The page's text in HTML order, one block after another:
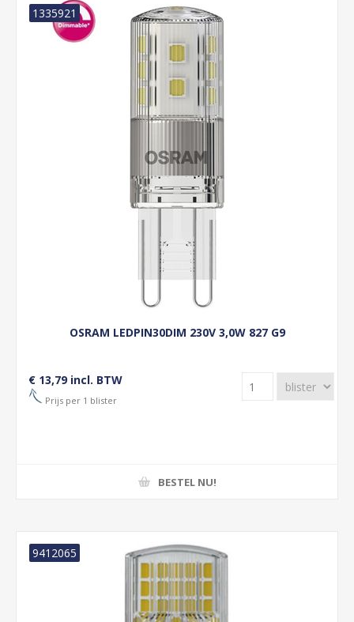
OSRAM LEDPIN30DIM 230V 3,0W 827 G9
1335921
€ 13,79 incl. BTW
Prijs per 1 blister
BESTEL NU!
9412065